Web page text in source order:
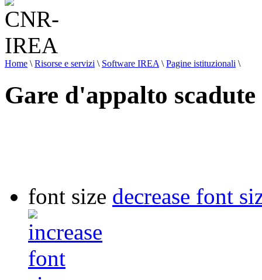
Home \ Risorse e servizi \ Software IREA \ Pagine istituzionali \
Gare d'appalto scadute
font size decrease font